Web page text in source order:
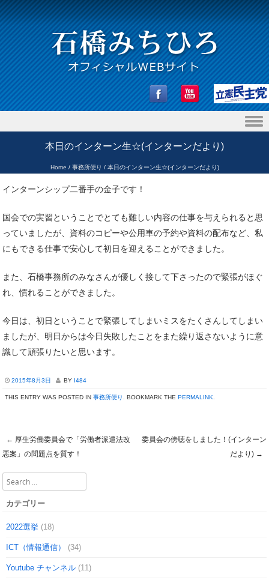
Skip to content
本日のインターン生☆(インターンだより)
Home /事務所便り /本日のインターン生☆(インターンだより)
インターンシップ二番手の金子です！
国会での実習ということでとても難しい内容の仕事を与えられると思
っていましたが、資料のコピーや公用車の予約や資料の配布など、私
にもできる仕事で安心して初日を迎えることができました。
また、石橋事務所のみなさんが優しく接して下さったので緊張がほぐ
れ、慣れることができました。
今日は、初日ということで緊張してしまいミスをたくさんしてしまい
ましたが、明日からは今日失敗したことをまた繰り返さないように意
識して頑張りたいと思います。
2015年8月3日 BY I484
THIS ENTRY WAS POSTED IN 事務所便り . BOOKMARK THE PERMALINK
Post navigation
← 厚生労働委員会で「労働者派遣法改
悪案」の問題点を質す！
委員会の傍聴をしました！(インターン
だより) →
Search
カテゴリー
2022選挙 (18)
ICT（情報通信） (34)
Youtube チャンネル (11)